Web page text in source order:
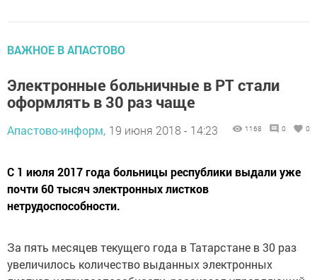
ВАЖНОЕ В АПАСТОВО
Электронные больничные в РТ стали
оформлять в 30 раз чаще
Апастово-информ, 19 июня 2018 - 14:23 1168 0 0
С 1 июля 2017 года больницы республики выдали уже
почти 60 тысяч электронных листков
нетрудоспособности.
За пять месяцев текущего года в Татарстане в 30 раз
увеличилось количество выданных электронных